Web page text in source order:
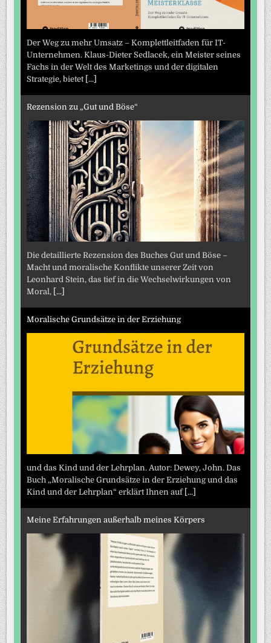
Der Weg zu mehr Umsatz – Komplettleitfaden für IT-
Unternehmen. Klaus-Dieter Sedlacek, ein Meister seines
Fachs in der Welt des Marketings und der digitalen
Strategie, bietet [...]
Rezension zu „Gut und Böse“
Die detaillierte Rezension des Buches Gut und Böse –
Macht und moralische Konflikte unserer Zeit von
Leonhard Stein, das tief in die Wechselwirkungen von
Moral,
[...]
Moralische Grundsätze in der Erziehung
und das Kind und der Lehrplan. Autor: Dewey, John. Das
Buch „Moralische Grundsätze in der Erziehung und das
Kind und der Lehrplan“ erklärt Ihnen auf [...]
Meine Erfahrungen außerhalb meines Körpers